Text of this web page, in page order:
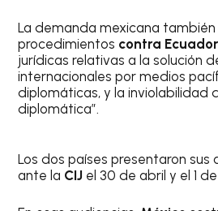
La demanda mexicana también
procedimientos contra Ecuador
jurídicas relativas a la solución
internacionales por medios
diplomáticas, y la inviolabilidad
diplomática”.
Los dos países presentaron sus
ante la CIJ el 30 de abril y el 1 de